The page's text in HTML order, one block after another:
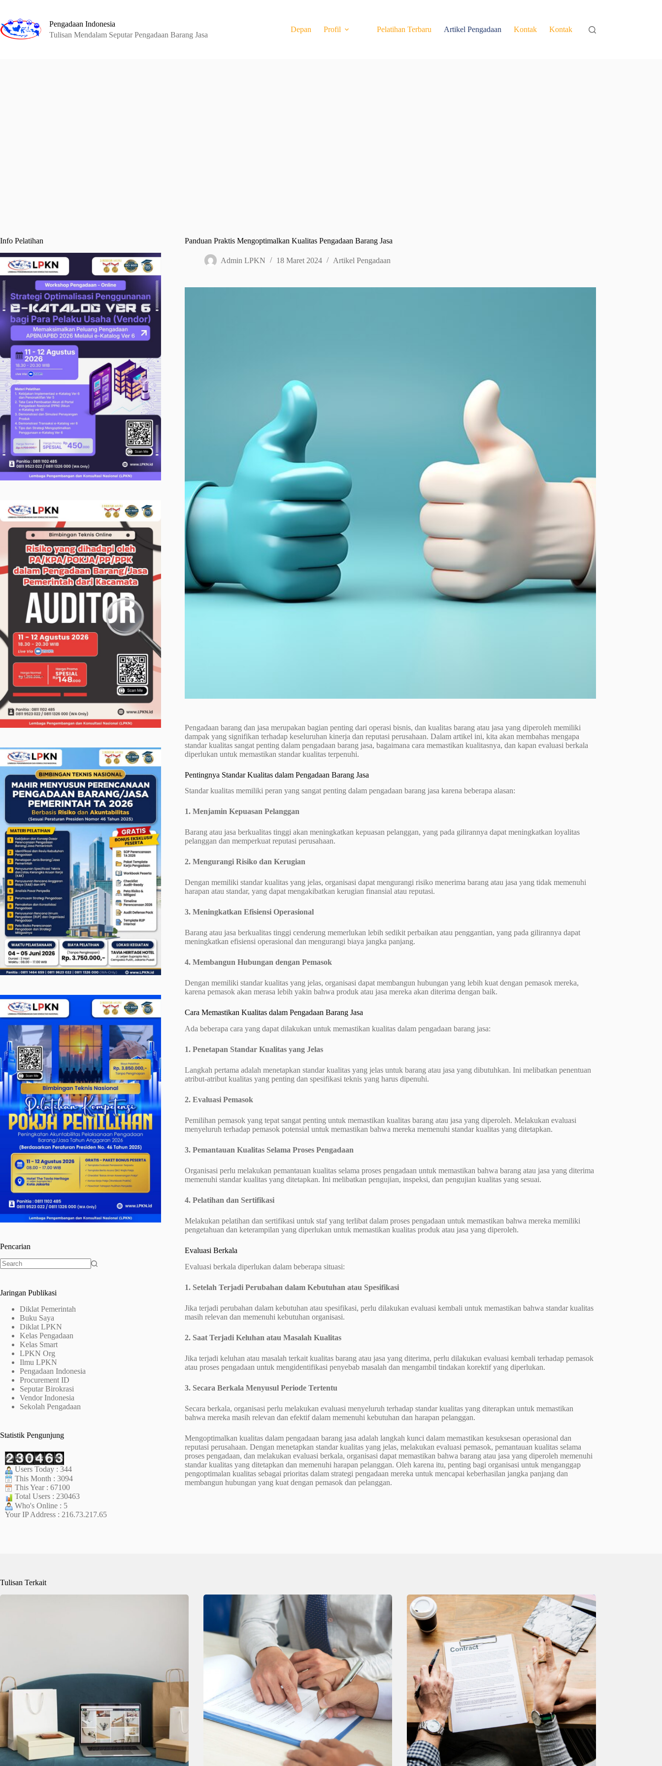
content
Pengadaan Indonesia
Tulisan Mendalam Seputar Pengadaan Barang Jasa
Depan Profil Pelatihan Terbaru Artikel Pengadaan Kontak Kontak
Panduan Praktis Mengoptimalkan Kualitas Pengadaan Barang Jasa
Admin LPKN 18 Maret 2024 Artikel Pengadaan
Pengadaan barang dan jasa merupakan bagian penting dari operasi bisnis, dan kualitas barang atau jasa yang diperoleh memiliki
dampak yang signifikan terhadap keseluruhan kinerja dan reputasi perusahaan. Dalam artikel ini, kita akan membahas mengapa
standar kualitas sangat penting dalam pengadaan barang jasa, bagaimana cara memastikan kualitasnya, dan kapan evaluasi berkala
diperlukan untuk memastikan standar kualitas terpenuhi.
Pentingnya Standar Kualitas dalam Pengadaan Barang Jasa
Standar kualitas memiliki peran yang sangat penting dalam pengadaan barang jasa karena beberapa alasan:
1. Menjamin Kepuasan Pelanggan
Barang atau jasa berkualitas tinggi akan meningkatkan kepuasan pelanggan, yang pada gilirannya dapat meningkatkan loyalitas
pelanggan dan memperkuat reputasi perusahaan.
2. Mengurangi Risiko dan Kerugian
Dengan memiliki standar kualitas yang jelas, organisasi dapat mengurangi risiko menerima barang atau jasa yang tidak memenuhi
harapan atau standar, yang dapat mengakibatkan kerugian finansial atau reputasi.
3. Meningkatkan Efisiensi Operasional
Barang atau jasa berkualitas tinggi cenderung memerlukan lebih sedikit perbaikan atau penggantian, yang pada gilirannya dapat
meningkatkan efisiensi operasional dan mengurangi biaya jangka panjang.
4. Membangun Hubungan dengan Pemasok
Dengan memiliki standar kualitas yang jelas, organisasi dapat membangun hubungan yang lebih kuat dengan pemasok mereka,
karena pemasok akan merasa lebih yakin bahwa produk atau jasa mereka akan diterima dengan baik.
Cara Memastikan Kualitas dalam Pengadaan Barang Jasa
Ada beberapa cara yang dapat dilakukan untuk memastikan kualitas dalam pengadaan barang jasa:
1. Penetapan Standar Kualitas yang Jelas
Langkah pertama adalah menetapkan standar kualitas yang jelas untuk barang atau jasa yang dibutuhkan. Ini melibatkan penentuan
atribut-atribut kualitas yang penting dan spesifikasi teknis yang harus dipenuhi.
2. Evaluasi Pemasok
Pemilihan pemasok yang tepat sangat penting untuk memastikan kualitas barang atau jasa yang diperoleh. Melakukan evaluasi
menyeluruh terhadap pemasok potensial untuk memastikan bahwa mereka memenuhi standar kualitas yang ditetapkan.
3. Pemantauan Kualitas Selama Proses Pengadaan
Organisasi perlu melakukan pemantauan kualitas selama proses pengadaan untuk memastikan bahwa barang atau jasa yang diterima
memenuhi standar kualitas yang ditetapkan. Ini melibatkan pengujian, inspeksi, dan pengujian kualitas yang sesuai.
4. Pelatihan dan Sertifikasi
Melakukan pelatihan dan sertifikasi untuk staf yang terlibat dalam proses pengadaan untuk memastikan bahwa mereka memiliki
pengetahuan dan keterampilan yang diperlukan untuk memastikan kualitas produk atau jasa yang diperoleh.
Evaluasi Berkala
Evaluasi berkala diperlukan dalam beberapa situasi:
1. Setelah Terjadi Perubahan dalam Kebutuhan atau Spesifikasi
Jika terjadi perubahan dalam kebutuhan atau spesifikasi, perlu dilakukan evaluasi kembali untuk memastikan bahwa standar kualitas
masih relevan dan memenuhi kebutuhan organisasi.
2. Saat Terjadi Keluhan atau Masalah Kualitas
Jika terjadi keluhan atau masalah terkait kualitas barang atau jasa yang diterima, perlu dilakukan evaluasi kembali terhadap pemasok
atau proses pengadaan untuk mengidentifikasi penyebab masalah dan mengambil tindakan korektif yang diperlukan.
3. Secara Berkala Menyusul Periode Tertentu
Secara berkala, organisasi perlu melakukan evaluasi menyeluruh terhadap standar kualitas yang diterapkan untuk memastikan
bahwa mereka masih relevan dan efektif dalam memenuhi kebutuhan dan harapan pelanggan.
Mengoptimalkan kualitas dalam pengadaan barang jasa adalah langkah kunci dalam memastikan kesuksesan operasional dan
reputasi perusahaan. Dengan menetapkan standar kualitas yang jelas, melakukan evaluasi pemasok, pemantauan kualitas selama
proses pengadaan, dan melakukan evaluasi berkala, organisasi dapat memastikan bahwa barang atau jasa yang diperoleh memenuhi
standar kualitas yang ditetapkan dan memenuhi harapan pelanggan. Oleh karena itu, penting bagi organisasi untuk menganggap
pengoptimalan kualitas sebagai prioritas dalam strategi pengadaan mereka untuk mencapai keberhasilan jangka panjang dan
membangun hubungan yang kuat dengan pemasok dan pelanggan.
Info Pelatihan
Pencarian
Jaringan Publikasi
Diklat Pemerintah
Buku Saya
Diklat LPKN
Kelas Pengadaan
Kelas Smart
LPKN Org
Ilmu LPKN
Pengadaan Indonesia
Procurement ID
Seputar Birokrasi
Vendor Indonesia
Sekolah Pengadaan
Statistik Pengunjung
Users Today : 344
This Month : 3094
This Year : 67100
Total Users : 230463
Who's Online : 5
Your IP Address : 216.73.217.65
Tulisan Terkait